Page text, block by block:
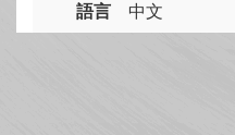
語言 中文